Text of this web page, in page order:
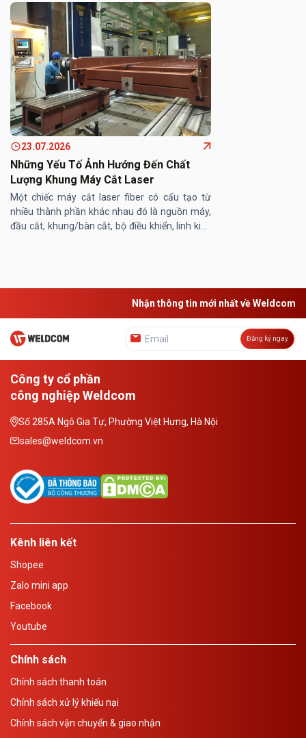
23.07.2026
Những Yếu Tố Ảnh Hướng Đến Chất
Lượng Khung Máy Cắt Laser
Một chiếc máy cắt laser fiber có cấu tạo từ
nhiều thành phần khác nhau đó là nguồn máy,
đầu cắt, khung/bàn cắt, bộ điều khiển, linh kiện
Nhận thông tin mới nhất về Weldcom
Đăng ký ngay
Công ty cổ phần
công nghiệp Weldcom
Số 285A Ngô Gia Tự, Phường Việt Hưng, Hà Nội
sales@weldcom.vn
Kênh liên kết
Shopee
Zalo mini app
Facebook
Youtube
Chính sách
Chính sách thanh toán
Chính sách xử lý khiếu nại
Chính sách vận chuyển & giao nhận